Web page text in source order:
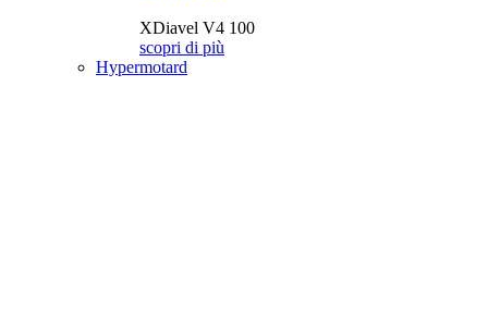
XDiavel V4 100
scopri di più
Hypermotard